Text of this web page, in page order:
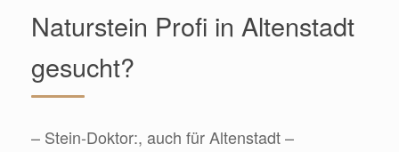
Naturstein Profi in Altenstadt
gesucht?
– Stein-Doktor:, auch für Altenstadt –